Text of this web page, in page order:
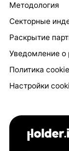
Методология
Секторные
Раскрытие
Уведомление о
Политика cookie
Настройки